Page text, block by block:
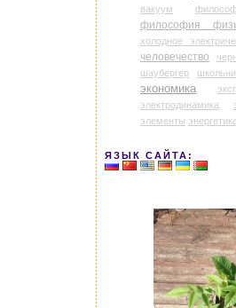
вакуум
философия
холодное
человечество
шаубергер
экономика
электродинамика
элементы энергетика
ЯЗЫК САЙТА: